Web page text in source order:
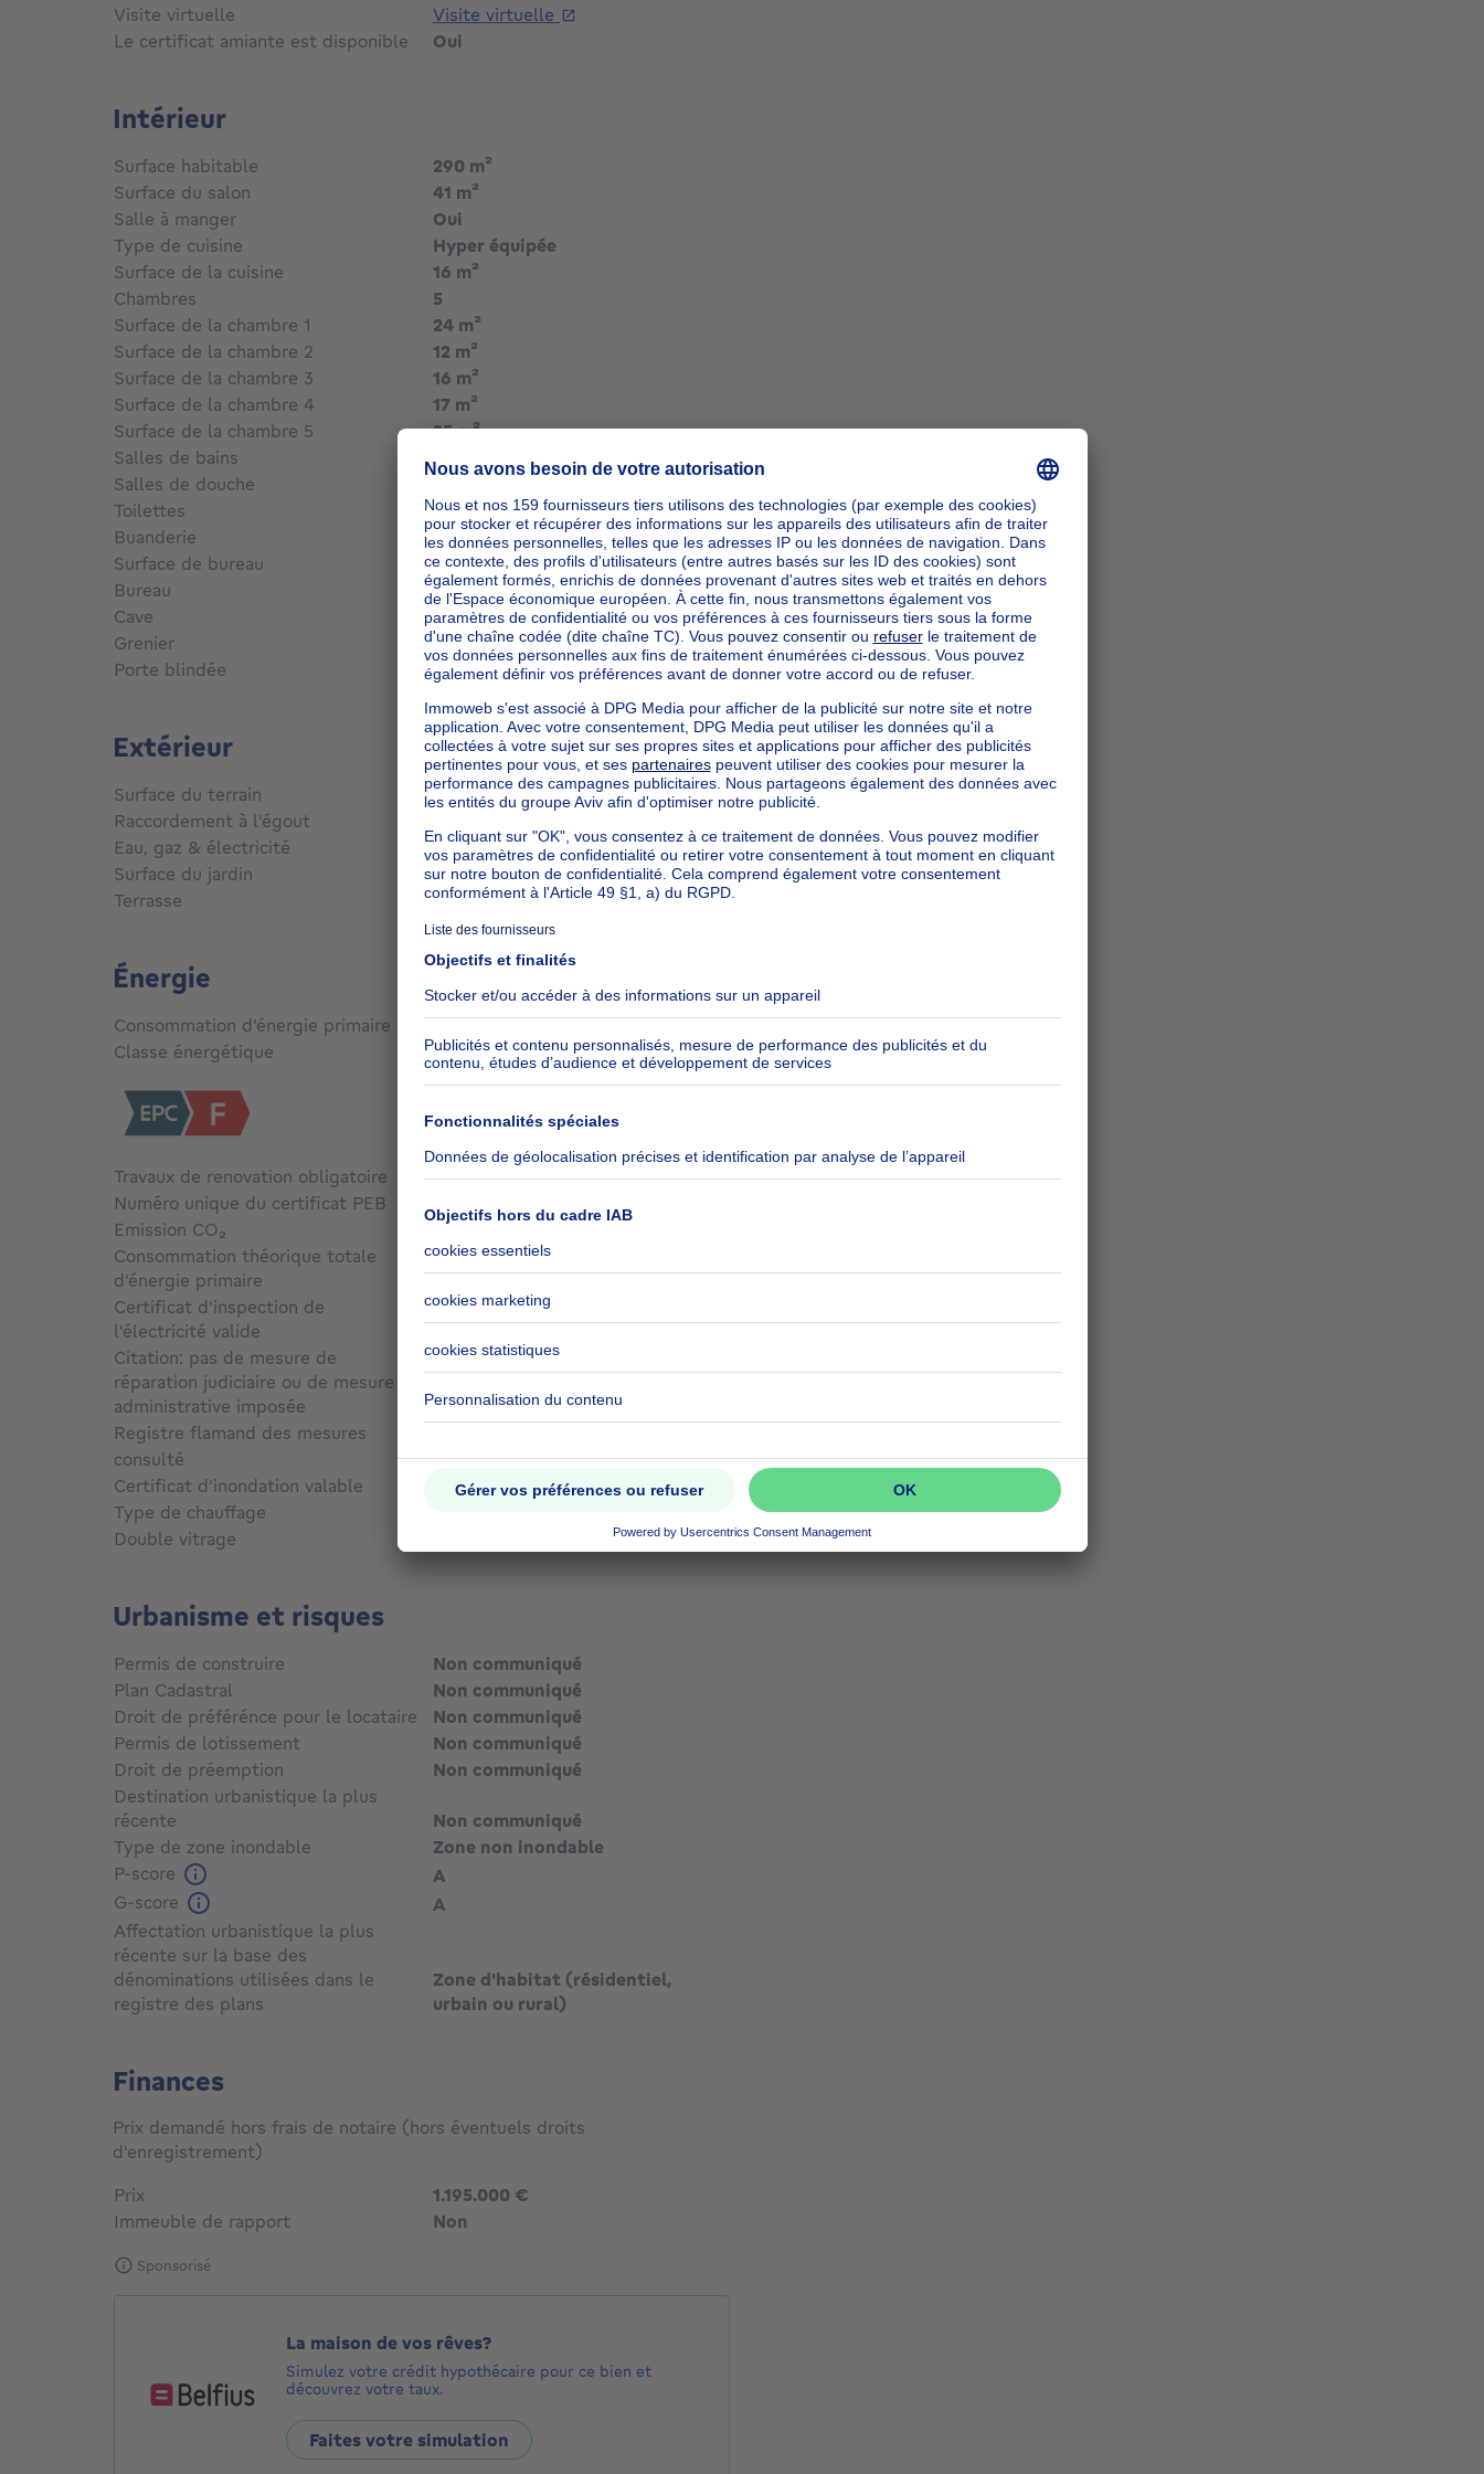
Visite virtuelle
Visite virtuelle
Le certificat amiante est disponible
Oui
Intérieur
Surface habitable 290 m²
Surface du salon
41 m²
Salle à manger
Oui
Type de cuisine
Hyper équipée
Surface de la cuisine
16 m²
Chambres
5
Surface de la chambre 1
24 m²
Surface de la chambre 2
12 m²
Surface de la chambre 3
16 m²
Surface de la chambre 4
17 m²
Surface de la chambre 5
25m² mètres carrés
Salles de bains
3
Salles de douche
Toilettes
3
Buanderie
Oui
Surface de bureau
12m² mètres carrés
Bureau
Oui
Cave
Oui
Grenier
Oui
Porte blindée
Non
Extérieur
Surface du terrain 1000m² mètres carrés
Raccordement à l'égout
Eau, gaz & électricité
Non
Surface du jardin
550m² mètres carrés
Terrasse
Oui
Énergie
Consommation d'énergie primaire 537kWh/m² kilowattheure par mètres carrés
Classe énergétique
F
Travaux de renovation obligatoire
Oui
Numéro unique du certificat PEB
Emission CO₂
43 kg CO₂/m²
Consommation théorique totale
d'énergie primaire
227101 kWh/an
Certificat d'inspection de
l'électricité valide
Non
Citation: pas de mesure de
réparation judiciaire ou de mesure
administrative imposée
Non communiqué
Registre flamand des mesures
consulté
Non communiqué
Certificat d'inondation valable
Non communiqué
Type de chauffage
Double vitrage
Urbanisme et risques
Permis de construire
Non communiqué
Plan Cadastral
Non communiqué
Droit de préférénce pour le locataire
Non communiqué
Permis de lotissement
Non communiqué
Droit de préemption
Non communiqué
Destination urbanistique la plus
récente
Non communiqué
Type de zone inondable
Zone non inondable
P-score
A
G-score
A
Affectation urbanistique la plus
récente sur la base des
dénominations utilisées dans le
registre des plans
Zone d'habitat (résidentiel,
urbain ou rural)
Finances
Prix demandé hors frais de notaire (hors éventuels droits
d'enregistrement)
Prix
1.195.000 €
Immeuble de rapport
Non
Sponsorisé
La maison de vos rêves?
Simulez votre crédit hypothécaire pour ce bien et
découvrez votre taux.
Faites votre simulation